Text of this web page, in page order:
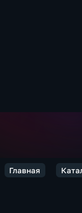
Главная